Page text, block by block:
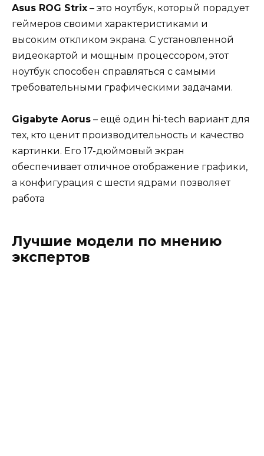
Asus ROG Strix – это ноутбук, который порадует
геймеров своими характеристиками и
высоким откликом экрана. С установленной
видеокартой и мощным процессором, этот
ноутбук способен справляться с самыми
требовательными графическими задачами.
Gigabyte Aorus – ещё один hi-tech вариант для
тех, кто ценит производительность и качество
картинки. Его 17-дюймовый экран
обеспечивает отличное отображение графики,
а конфигурация с шести ядрами позволяет
работа
Лучшие модели по мнению
экспертов